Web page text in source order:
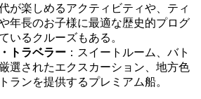
が楽しめるアクティビティや、ティ
年長のお子様に最適な歴史的プログ
いるクルーズもある。
トラベラー ：スイートルーム、バト
選されたエクスカーション、地方色
ランを提供するプレミアム船。